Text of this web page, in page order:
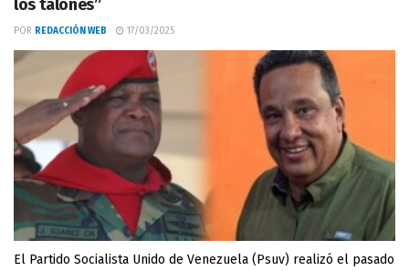
los talones”
POR REDACCIÓN WEB 17/03/2025
El Partido Socialista Unido de Venezuela (Psuv) realizó el pasado